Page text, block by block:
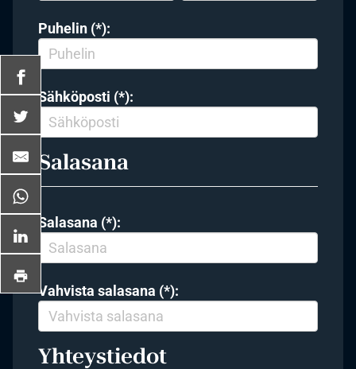
Puhelin (*):
Sähköposti (*):
Salasana
Salasana (*):
Vahvista salasana (*):
Yhteystiedot